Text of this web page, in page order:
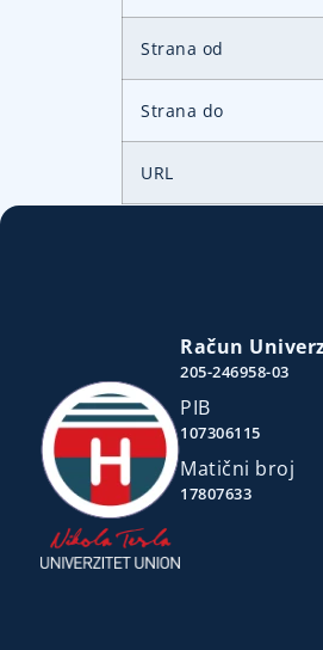
Strana od
Strana do
URL
Račun
205-246958-03
PIB
107306115
Matični broj
17807633